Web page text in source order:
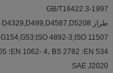
GB/T16422.3-1997
طراز ASTM D4329,D499,D4587,D5208
G154,G53;ISO 4892-3,ISO 11507;
EN 534؛ EN 1062- 4، BS 2782؛ JIS D0205؛
SAE J2020